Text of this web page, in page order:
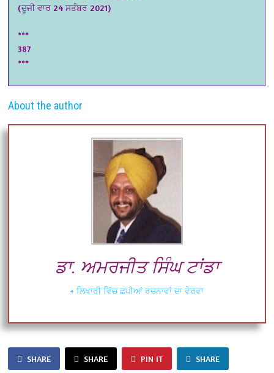
(ਦੂਜੀ ਵਾਰ 24 ਸਤੰਬਰ 2021)
***
387
***
About the author
ਡਾ. ਅਮਰਜੀਤ ਸਿੰਘ ਟਾਂਡਾ
+ ਲਿਖਾਰੀ ਵਿੱਚ ਛਪੀਆਂ ਰਚਨਾਵਾਂ ਦਾ ਵੇਰਵਾ
SHARE SHARE PIN IT SHARE